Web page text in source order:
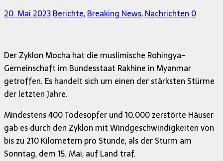
20. Mai 2023Berichte,Breaking News,Nachrichten0
Der Zyklon Mocha hat die muslimische Rohingya-
Gemeinschaft im Bundesstaat Rakhine in Myanmar
getroffen. Es handelt sich um einen der stärksten Stürme
der letzten Jahre.
Mindestens 400 Todesopfer und 10.000 zerstörte Häuser
gab es durch den Zyklon mit Windgeschwindigkeiten von
bis zu 210 Kilometern pro Stunde, als der Sturm am
Sonntag, dem 15. Mai, auf Land traf.